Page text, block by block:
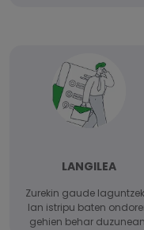
LANGILEA
Zurekin gaude
lan istripu baten
gehien behar